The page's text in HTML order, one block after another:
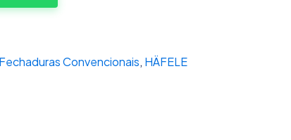
Fechaduras Convencionais, HÄFELE